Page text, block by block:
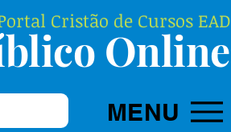
Online
Cristão de Cursos EAD
MENU